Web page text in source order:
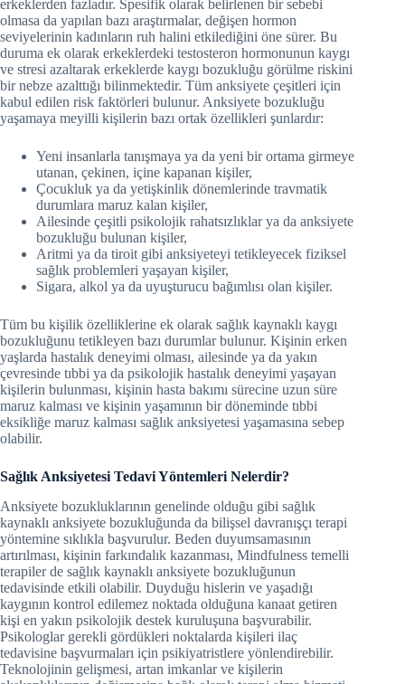
erkeklerden fazladır. Spesifik olarak belirlenen bir sebebi
olmasa da yapılan bazı araştırmalar, değişen hormon
seviyelerinin kadınların ruh halini etkilediğini öne sürer. Bu
duruma ek olarak erkeklerdeki testosteron hormonunun kaygı
ve stresi azaltarak erkeklerde kaygı bozukluğu görülme riskini
bir nebze azalttığı bilinmektedir. Tüm anksiyete çeşitleri için
kabul edilen risk faktörleri bulunur. Anksiyete bozukluğu
yaşamaya meyilli kişilerin bazı ortak özellikleri şunlardır:
Yeni insanlarla tanışmaya ya da yeni bir ortama girmeye
utanan, çekinen, içine kapanan kişiler,
Çocukluk ya da yetişkinlik dönemlerinde travmatik
durumlara maruz kalan kişiler,
Ailesinde çeşitli psikolojik rahatsızlıklar ya da anksiyete
bozukluğu bulunan kişiler,
Aritmi ya da tiroit gibi anksiyeteyi tetikleyecek fiziksel
sağlık problemleri yaşayan kişiler,
Sigara, alkol ya da uyuşturucu bağımlısı olan kişiler.
Tüm bu kişilik özelliklerine ek olarak sağlık kaynaklı kaygı
bozukluğunu tetikleyen bazı durumlar bulunur. Kişinin erken
yaşlarda hastalık deneyimi olması, ailesinde ya da yakın
çevresinde tıbbi ya da psikolojik hastalık deneyimi yaşayan
kişilerin bulunması, kişinin hasta bakımı sürecine uzun süre
maruz kalması ve kişinin yaşamının bir döneminde tıbbi
eksikliğe maruz kalması sağlık anksiyetesi yaşamasına sebep
olabilir.
Sağlık Anksiyetesi Tedavi Yöntemleri Nelerdir?
Anksiyete bozukluklarının genelinde olduğu gibi sağlık
kaynaklı anksiyete bozukluğunda da bilişsel davranışçı terapi
yöntemine sıklıkla başvurulur. Beden duyumsamasının
artırılması, kişinin farkındalık kazanması, Mindfulness temelli
terapiler de sağlık kaynaklı anksiyete bozukluğunun
tedavisinde etkili olabilir. Duyduğu hislerin ve yaşadığı
kaygının kontrol edilemez noktada olduğuna kanaat getiren
kişi en yakın psikolojik destek kuruluşuna başvurabilir.
Psikologlar gerekli gördükleri noktalarda kişileri ilaç
tedavisine başvurmaları için psikiyatristlere yönlendirebilir.
Teknolojinin gelişmesi, artan imkanlar ve kişilerin